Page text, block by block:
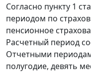
Согласно пункту 1
периодом по
пенсионное
Расчетный период
Отчетными
полугодие, девять